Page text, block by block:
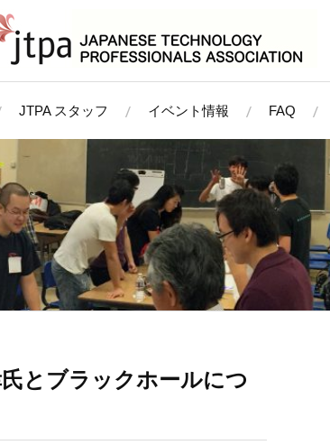
JTPA スタッフ イベント情報 FAQ
とブラックホールにつ